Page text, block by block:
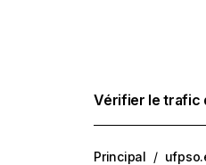
Vérifier le trafic
Principal /